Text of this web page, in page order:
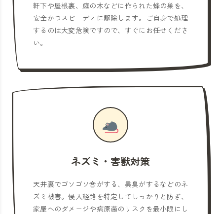
軒下や屋根裏、庭の木などに作られた蜂の巣を、
安全かつスピーディに駆除します。ご自身で処理
するのは大変危険ですので、すぐにお任せくださ
い。
ネズミ・害獣対策
天井裏でゴソゴソ音がする、異臭がするなどのネ
ズミ被害。侵入経路を特定してしっかりと防ぎ、
家屋へのダメージや病原菌のリスクを最小限にし